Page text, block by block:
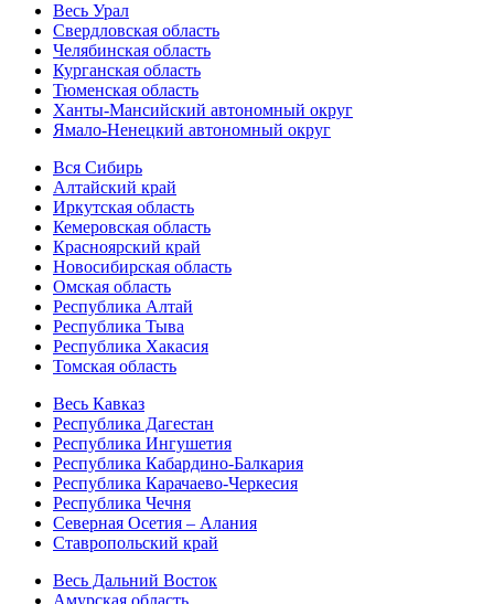
Весь Урал
Свердловская область
Челябинская область
Курганская область
Тюменская область
Ханты-Мансийский автономный округ
Ямало-Ненецкий автономный округ
Вся Сибирь
Алтайский край
Иркутская область
Кемеровская область
Красноярский край
Новосибирская область
Омская область
Республика Алтай
Республика Тыва
Республика Хакасия
Томская область
Весь Кавказ
Республика Дагестан
Республика Ингушетия
Республика Кабардино-Балкария
Республика Карачаево-Черкесия
Республика Чечня
Северная Осетия – Алания
Ставропольский край
Весь Дальний Восток
Амурская область